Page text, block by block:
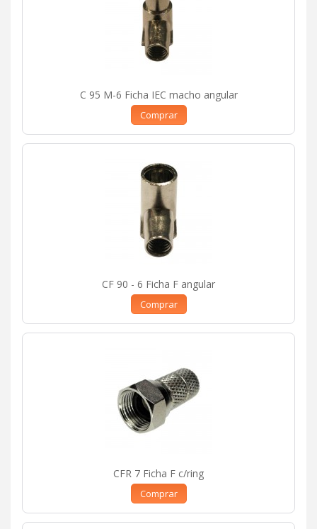
C 95 M-6 Ficha IEC macho angular
Comprar
CF 90 - 6 Ficha F angular
Comprar
CFR 7 Ficha F c/ring
Comprar